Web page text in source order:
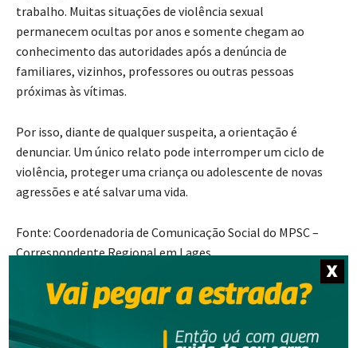
trabalho. Muitas situações de violência sexual
permanecem ocultas por anos e somente chegam ao
conhecimento das autoridades após a denúncia de
familiares, vizinhos, professores ou outras pessoas
próximas às vítimas.
Por isso, diante de qualquer suspeita, a orientação é
denunciar. Um único relato pode interromper um ciclo de
violência, proteger uma criança ou adolescente de novas
agressões e até salvar uma vida.
Fonte: Coordenadoria de Comunicação Social do MPSC –
Correspondente Regional em Lages
- Anúncio -
X